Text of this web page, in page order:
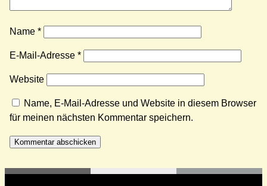
Name *
E-Mail-Adresse *
Website
Name, E-Mail-Adresse und Website in diesem Browser
für meinen nächsten Kommentar speichern.